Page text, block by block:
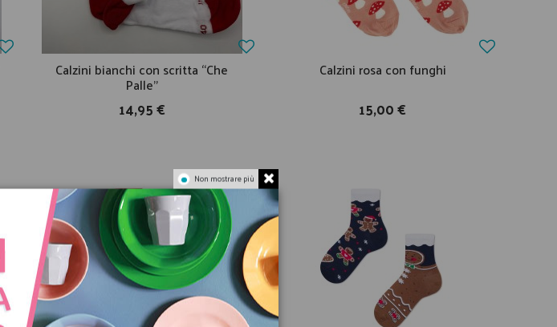
Calzini bianchi con scritta “Che
Palle”
14,95 €
Calzini rosa con funghi
15,00 €
Non mostrare più